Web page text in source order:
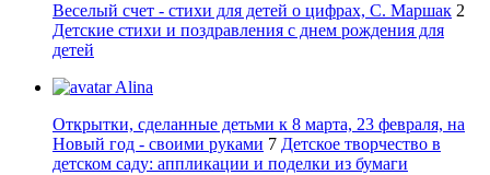
Веселый счет - стихи для детей о цифрах, С. Маршак 2
Детские стихи и поздравления с днем рождения для
детей
Alina
Открытки, сделанные детьми к 8 марта, 23 февраля, на
Новый год - своими руками 7 Детское творчество в
детском саду: аппликации и поделки из бумаги